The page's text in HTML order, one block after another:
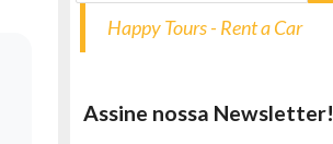
Happy Tours - Rent a Car
Assine nossa Newsletter!